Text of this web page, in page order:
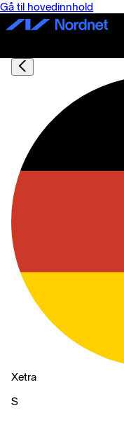
Gå til hovedinnhold
Xetra
S